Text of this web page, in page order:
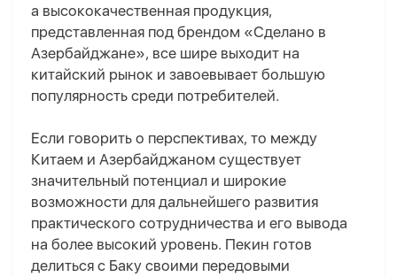
а высококачественная продукция,
представленная под брендом «Сделано в
Азербайджане», все шире выходит на
китайский рынок и завоевывает большую
популярность среди потребителей.
Если говорить о перспективах, то между
Китаем и Азербайджаном существует
значительный потенциал и широкие
возможности для дальнейшего развития
практического сотрудничества и его вывода
на более высокий уровень. Пекин готов
делиться с Баку своими передовыми